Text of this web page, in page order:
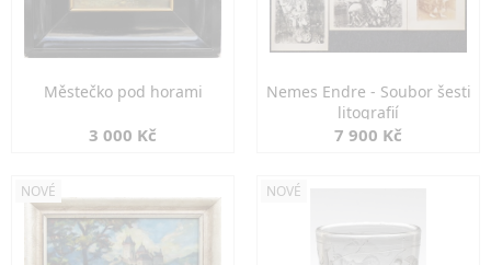
Městečko pod horami
3 000 Kč
Nemes Endre - Soubor šesti
litografií
7 900 Kč
NOVÉ NOVÉ